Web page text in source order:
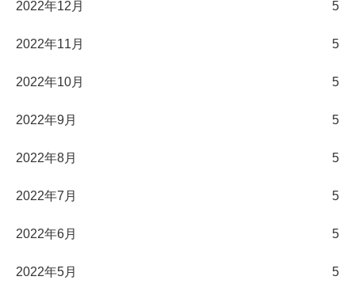
2022年12月 5
2022年11月 5
2022年10月 5
2022年9月 5
2022年8月 5
2022年7月 5
2022年6月 5
2022年5月 5